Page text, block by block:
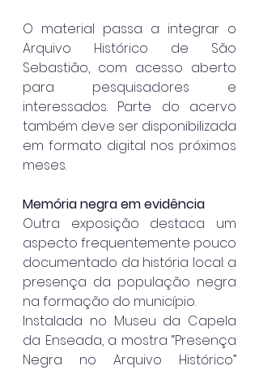
O material passa a integrar o
Arquivo Histórico de São
Sebastião, com acesso aberto
para pesquisadores e
interessados. Parte do acervo
também deve ser disponibilizada
em formato digital nos próximos
meses.
Memória negra em evidência
Outra exposição destaca um
aspecto frequentemente pouco
documentado da história local: a
presença da população negra
na formação do município.
Instalada no Museu da Capela
da Enseada, a mostra “Presença
Negra no Arquivo Histórico”